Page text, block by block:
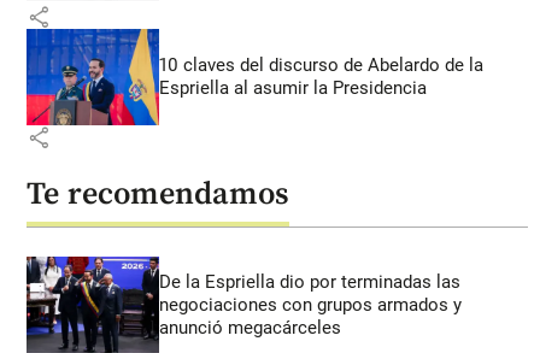
share
10 claves del discurso de Abelardo de la
Espriella al asumir la Presidencia
share
Te recomendamos
De la Espriella dio por terminadas las
negociaciones con grupos armados y
anunció megacárceles